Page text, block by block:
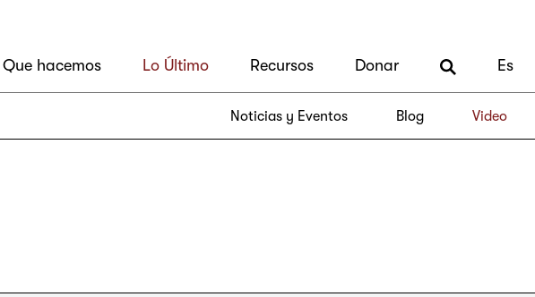
Que hacemos Lo Último
Noticias y Eventos Blog Video
Recursos Donar Es